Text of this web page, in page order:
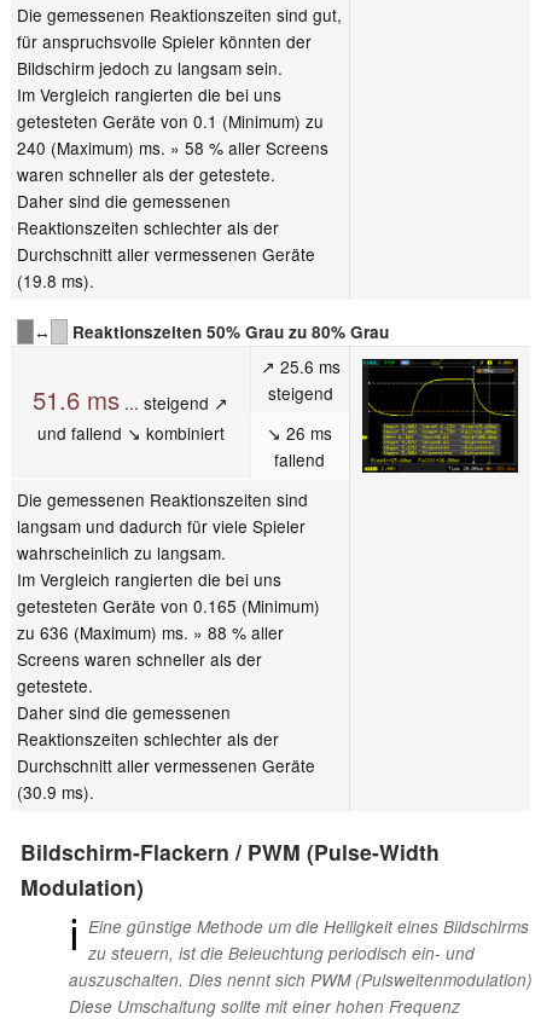
Die gemessenen Reaktionszeiten sind gut,
für anspruchsvolle Spieler könnten der
Bildschirm jedoch zu langsam sein.
Im Vergleich rangierten die bei uns
getesteten Geräte von 0.1 (Minimum) zu
240 (Maximum) ms. » 58 % aller Screens
waren schneller als der getestete.
Daher sind die gemessenen
Reaktionszeiten schlechter als der
Durchschnitt aller vermessenen Geräte
(19.8 ms).
↔ Reaktionszeiten 50% Grau zu 80% Grau
51.6 ms ... steigend ↗
und fallend ↘ kombiniert
↗ 25.6 ms
steigend
↘ 26 ms
fallend
Die gemessenen Reaktionszeiten sind
langsam und dadurch für viele Spieler
wahrscheinlich zu langsam.
Im Vergleich rangierten die bei uns
getesteten Geräte von 0.165 (Minimum)
zu 636 (Maximum) ms. » 88 % aller
Screens waren schneller als der
getestete.
Daher sind die gemessenen
Reaktionszeiten schlechter als der
Durchschnitt aller vermessenen Geräte
(30.9 ms).
Bildschirm-Flackern / PWM (Pulse-Width
Modulation)
ℹ Eine günstige Methode um die Helligkeit eines Bildschirms
zu steuern, ist die Beleuchtung periodisch ein- und
auszuschalten. Dies nennt sich PWM (Pulsweitenmodulation)
Diese Umschaltung sollte mit einer hohen Frequenz